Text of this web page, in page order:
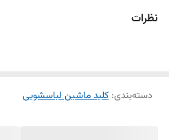
نظرات
دسته‌بندی: کلید ماشین لباسشویی